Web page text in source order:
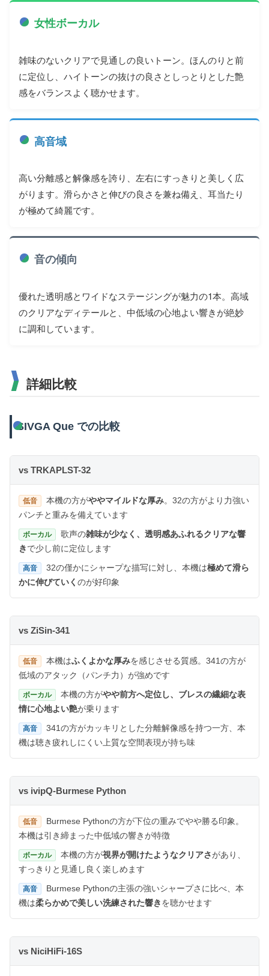
女性ボーカル
雑味のないクリアで見通しの良いトーン。ほんのりと前
に定位し、ハイトーンの抜けの良さとしっとりとした艶
感をバランスよく聴かせます。
高音域
高い分離感と解像感を誇り、左右にすっきりと美しく広
がります。滑らかさと伸びの良さを兼ね備え、耳当たり
が極めて綺麗です。
音の傾向
優れた透明感とワイドなステージングが魅力の1本。高域
のクリアなディテールと、中低域の心地よい響きが絶妙
に調和しています。
詳細比較
SIVGA Que での比較
vs TRKAPLST-32
低音 本機の方がややマイルドな厚み。32の方がより力強い
パンチと重みを備えています
ボーカル 歌声の雑味が少なく、透明感あふれるクリアな響
きで少し前に定位します
高音 32の僅かにシャープな描写に対し、本機は極めて滑ら
かに伸びていく のが好印象
vs ZiSin-341
低音 本機はふくよかな厚みを感じさせる質感。341の方が
低域のアタック（パンチ力）が強めです
ボーカル 本機の方がやや前方へ定位し、ブレスの繊細な表
情に心地よい艶が乗ります
高音
341の方がカッキリとした分離解像感を持つ一方、本
機は聴き疲れしにくい上質な空間表現が持ち味
vs ivipQ-Burmese Python
低音
Burmese Pythonの方が下位の重みでやや勝る印象。
本機は引き締まった中低域の響きが特徴
ボーカル 本機の方が視界が開けたようなクリアさがあり、
すっきりと見通し良く楽しめます
高音
Burmese Pythonの主張の強いシャープさに比べ、本
機は柔らかめで美しい洗練された響きを聴かせます
vs NiciHiFi-16S